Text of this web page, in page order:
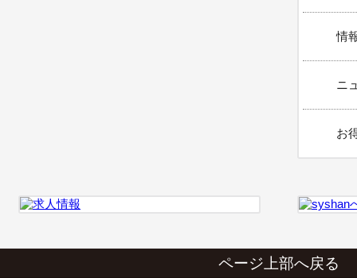
情
ニ
お
ページ上部へ戻る